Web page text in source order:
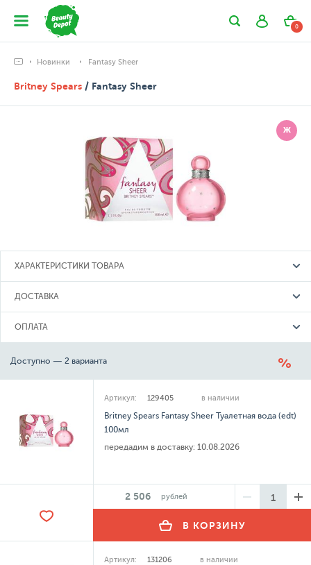
0
Новинки Fantasy Sheer
Britney Spears / Fantasy Sheer
Ж
ХАРАКТЕРИСТИКИ ТОВАРА
ДОСТАВКА
ОПЛАТА
Доступно — 2 варианта
Артикул: 129405 в наличии
Britney Spears Fantasy Sheer Туалетная вода (edt)
100мл
передадим в доставку: 10.08.2026
2 506 рублей
В КОРЗИНУ
Артикул: 131206 в наличии